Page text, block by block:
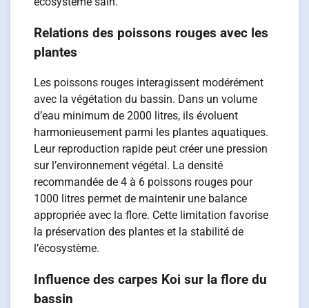
Relations des poissons rouges avec les
plantes
Les poissons rouges interagissent modérément
avec la végétation du bassin. Dans un volume
d’eau minimum de 2000 litres, ils évoluent
harmonieusement parmi les plantes aquatiques.
Leur reproduction rapide peut créer une pression
sur l’environnement végétal. La densité
recommandée de 4 à 6 poissons rouges pour
1000 litres permet de maintenir une balance
appropriée avec la flore. Cette limitation favorise
la préservation des plantes et la stabilité de
l’écosystème.
Influence des carpes Koi sur la flore du
bassin